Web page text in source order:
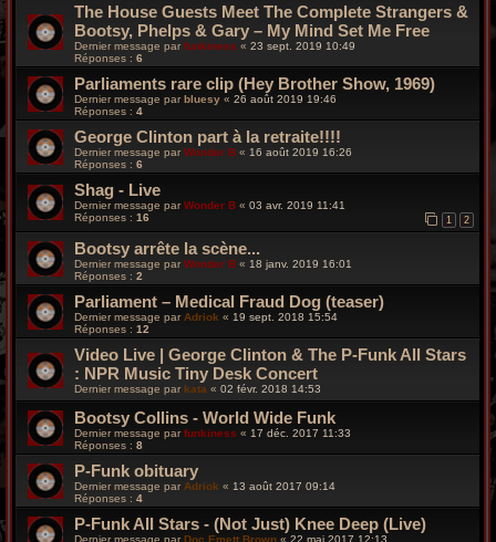
The House Guests Meet The Complete Strangers &
Bootsy, Phelps & Gary ‎– My Mind Set Me Free
Dernier message par funkiness « 23 sept. 2019 10:49
Réponses : 6
Parliaments rare clip (Hey Brother Show, 1969)
Dernier message parbluesy « 26 août 2019 19:46
Réponses : 4
George Clinton part à la retraite!!!!
Dernier message par Wonder B « 16 août 2019 16:26
Réponses : 6
Shag - Live
Dernier message parWonder B « 03 avr. 2019 11:41
Réponses : 16 1 2
Bootsy arrête la scène...
Dernier message par Wonder B « 18 janv. 2019 16:01
Réponses : 2
Parliament – Medical Fraud Dog (teaser)
Dernier message parAdriok « 19 sept. 2018 15:54
Réponses : 12
Video Live | George Clinton & The P-Funk All Stars
: NPR Music Tiny Desk Concert
Dernier message par kata « 02 févr. 2018 14:53
Bootsy Collins - World Wide Funk
Dernier message parfunkiness « 17 déc. 2017 11:33
Réponses : 8
P-Funk obituary
Dernier message par Adriok « 13 août 2017 09:14
Réponses : 4
P-Funk All Stars - (Not Just) Knee Deep (Live)
Dernier message parDoc Emett Brown « 22 mai 2017 12:13